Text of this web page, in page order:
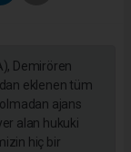
Demirören
eklenen tüm
ajans
alan hukuki
hiç bir